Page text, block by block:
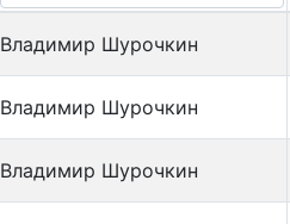
Владимир Шурочкин
Владимир Шурочкин
Владимир Шурочкин